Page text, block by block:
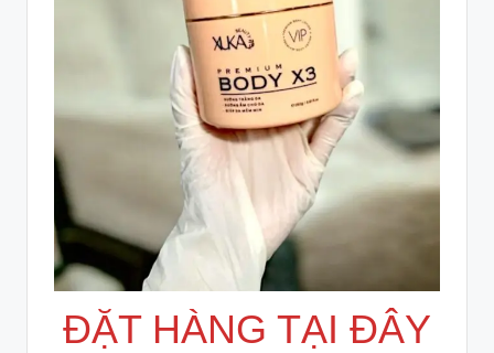
ĐẶT HÀNG TẠI ĐÂY